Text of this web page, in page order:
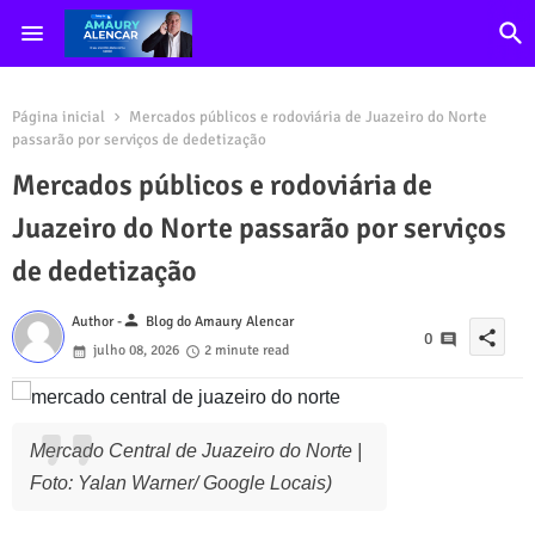
Página inicial
Mercados públicos e rodoviária de Juazeiro do Norte
passarão por serviços de dedetização
Mercados públicos e rodoviária de
Juazeiro do Norte passarão por serviços
de dedetização
Author -person Blog do Amaury Alencar
julho 08, 2026
2 minute read
0 share
Mercado Central de Juazeiro do Norte |
Foto: Yalan Warner/ Google Locais)